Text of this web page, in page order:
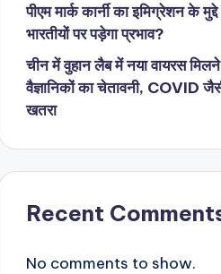
पीएम मार्क कार्नी का इमिग्रेशन के
भारतीयों पर पड़ेगा प्रभाव?
चीन में वुहान लैब में नया वायरस
वैज्ञानिकों का चेतावनी, COVID
खतरा
Recent
No comments to show.